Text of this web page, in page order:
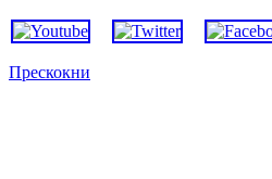
Прескокни